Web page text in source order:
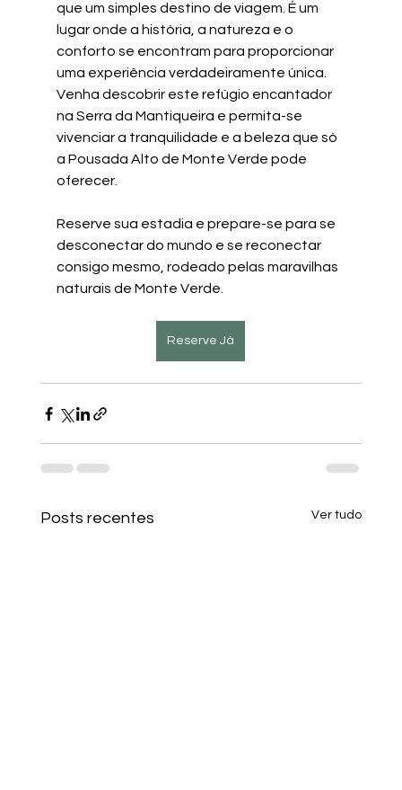
que um simples destino de viagem. É um
lugar onde a história, a natureza e o
conforto se encontram para proporcionar
uma experiência verdadeiramente única.
Venha descobrir este refúgio encantador
na Serra da Mantiqueira e permita-se
vivenciar a tranquilidade e a beleza que só
a Pousada Alto de Monte Verde pode
oferecer.
Reserve sua estadia e prepare-se para se
desconectar do mundo e se reconectar
consigo mesmo, rodeado pelas maravilhas
naturais de Monte Verde.
Reserve Já
Posts recentes Ver tudo